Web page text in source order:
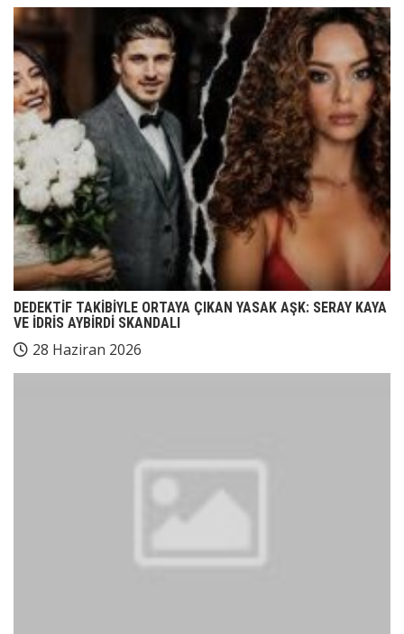
DEDEKTİF TAKİBİYLE ORTAYA ÇIKAN YASAK AŞK: SERAY KAYA
VE İDRİS AYBİRDİ SKANDALI
28 Haziran 2026